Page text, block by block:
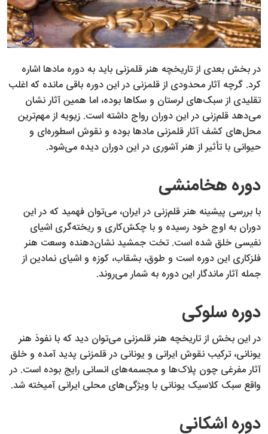
در بخش بعدی از تاریخچه هنر قلمزنی باید به دوره مادها اشاره
کرد. گرچه آثار محدودی از قلمزنی در این دوره باقی مانده که اغلب
تقلیدی از سبک‌های لرستان و سکاها بوده، اما همین آثار نشان
می‌دهد قلم‌زنی در این دوران رواج داشته است. زیویه از مهم‌ترین
محل‌های کشف آثار قلمزنی مادها بوده و نقوش اسطوره‌ای و
حیوانی با تأثیر از هنر آشوری در این دوران دیده می‌شود.
دوره هخامنشی
با بررسی پیشینه هنر قلم‌زنی در ایران، می‌توان فهمید که در این
دوران به اوج خود رسیده و با چکش‌کاری و ریخته‌گری اشیای
نفیسی خلق شده است. تخت جمشید نشان‌دهنده وسعت هنر
فلزکاری این دوره است و طوق، بشقاب، کوزه و اشیای نمادین از
جمله آثار ماندگار این دوره به شمار می‌روند.
دوره سلوکی
در این بخش از تاریخچه هنر قلمزنی می‌توان دید که با نفوذ هنر
یونانی، ترکیب نقوش ایرانی و یونانی در قلمزنی پدید آمده و خلق
آثار مفرغی چون پلاک‌ها و مجسمه‌های انسانی رایج بوده است. در
واقع سبک کلاسیک یونانی با ویژگی‌های محلی ایرانی آمیخته شد.
دوره اشکانی